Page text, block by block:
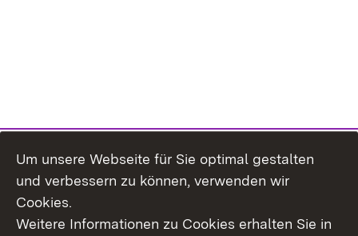
Um unsere Webseite für Sie optimal gestalten
und verbessern zu können, verwenden wir
Cookies.
Weitere Informationen zu Cookies erhalten Sie in